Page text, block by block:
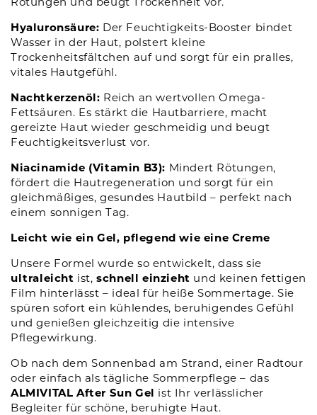
Rötungen und beugt Trockenheit vor.
Hyaluronsäure: Der Feuchtigkeits-Booster bindet
Wasser in der Haut, polstert kleine
Trockenheitsfältchen auf und sorgt für ein pralles,
vitales Hautgefühl.
Nachtkerzenöl: Reich an wertvollen Omega-
Fettsäuren. Es stärkt die Hautbarriere, macht
gereizte Haut wieder geschmeidig und beugt
Feuchtigkeitsverlust vor.
Niacinamide (Vitamin B3): Mindert Rötungen,
fördert die Hautregeneration und sorgt für ein
gleichmäßiges, gesundes Hautbild – perfekt nach
einem sonnigen Tag.
Leicht wie ein Gel, pflegend wie eine Creme
Unsere Formel wurde so entwickelt, dass sie
ultraleicht ist,schnell einzieht und keinen fettigen
Film hinterlässt – ideal für heiße Sommertage. Sie
spüren sofort ein kühlendes, beruhigendes Gefühl
und genießen gleichzeitig die intensive
Pflegewirkung.
Ob nach dem Sonnenbad am Strand, einer Radtour
oder einfach als tägliche Sommerpflege – das
ALMIVITAL After Sun Gel ist Ihr verlässlicher
Begleiter für schöne, beruhigte Haut.